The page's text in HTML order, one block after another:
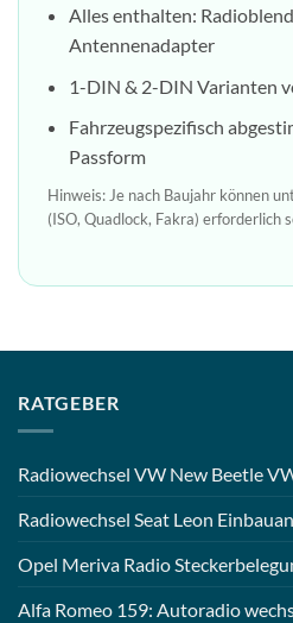
Alles enthalten:
Antennenadapter
1-DIN & 2-DIN Varianten
Fahrzeugspezifisch
Passform
Hinweis: Je nach Baujahr können
(ISO, Quadlock, Fakra) erforderlich
RATGEBER
Radiowechsel VW New Beetle
Radiowechsel Seat Leon
Opel Meriva Radio
Alfa Romeo 159: Autoradio